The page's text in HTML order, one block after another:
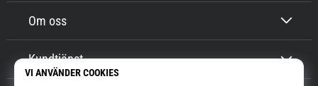
Om oss
Kundtjänst